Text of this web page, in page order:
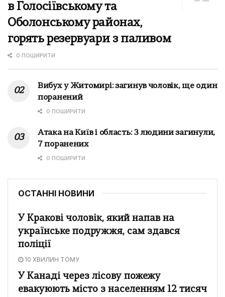
в Голосіївському та
Оболонському районах,
горять резервуари з паливом
0 ПОШИРИТИ
Вибух у Житомирі: загинув чоловік, ще один
поранений
0 ПОШИРИТИ
Атака на Київ і область: 3 людини загинули,
7 поранених
0 ПОШИРИТИ
ОСТАННІ НОВИНИ
У Кракові чоловік, який напав на
українське подружжя, сам здався
поліції
10 ХВИЛИН ТОМУ
У Канаді через лісову пожежу
евакуюють місто з населенням 12 тисяч